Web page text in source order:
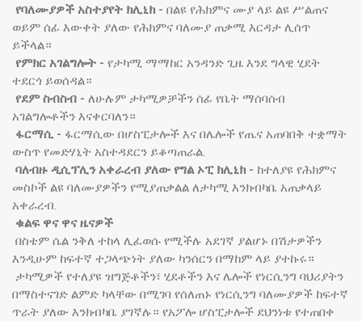
የባለሙያዎች አስተያየት ክሊኒክ - በልዩ የሕክምና ሙያ ላይ ልዩ ሥልጠና
ወይም ሰፊ እውቀት ያለው የሕክምና ባለሙያ ጠቃሚ እርዳታ ሊሰጥ
ይችላል።
የምክር አገልግሎት - የታካሚ ማማከር አንዳንድ ጊዜ እንደ ግላዊ ሂደት
ተደርጎ ይወሰዳል።
የደም ስብስብ - ለሁሉም ታካሚዎቻችን ሰፊ የቤት ማሰባሰብ
አገልግሎቶችን እናቀርባለን።
ፋርማሲ - ፋርማሲው በሆስፒታሎች እና በሌሎች የጤና አጠባበቅ ተቋማት
ውስጥ የመድሃኒት አስተዳደርን ይቆጣጠራል.
ባለብዙ ዲሲፕሊን አቀራረብ ያለው የግል ኦፒ ክሊኒክ - ከተለያዩ የሕክምና
መስኮች ልዩ ባለሙያዎችን የሚያጠቃልል ለታካሚ እንክብካቤ አጠቃላይ
አቀራረብ.
ቁልፍ ዋና ዋና ዜናዎች
በስቴም ሴል ንቅለ ተከላ ሊፈወሱ የሚችሉ አደገኛ ያልሆኑ በሽታዎችን
እንዲሁም ከፍተኛ ተጋላጭነት ያለው ካንሰርን በማከም ላይ ያተኩሩ።
ታካሚዎች የተለያዩ ዝግጅቶችን፣ ሂደቶችን እና ሌሎች የነርሲንግ ባህሪያትን
በማስተናገድ ልምድ ካላቸው በሚገባ የሰለጠኑ የነርሲንግ ባለሙያዎች ከፍተኛ
ጥራት ያለው እንክብካቤ ያገኛሉ። የአፖሎ ሆስፒታሎች ደህንነቱ የተጠበቀ